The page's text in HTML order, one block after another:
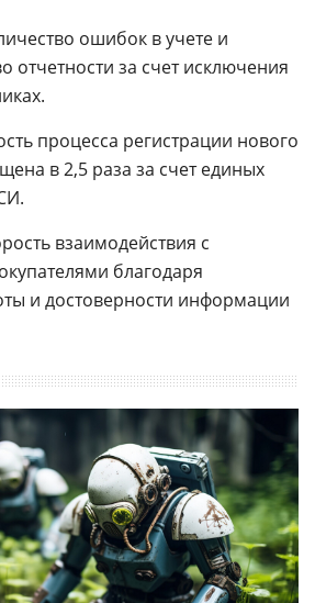
ошибок в учете и
отчетности за счет исключения
процесса регистрации нового
в 2,5 раза за счет единых
взаимодействия с
благодаря
и достоверности информации